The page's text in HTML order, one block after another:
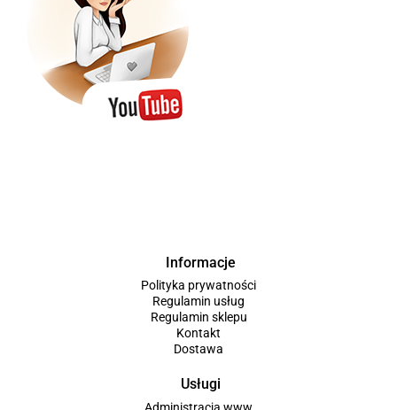
Informacje
Polityka prywatności
Regulamin usług
Regulamin sklepu
Kontakt
Dostawa
Usługi